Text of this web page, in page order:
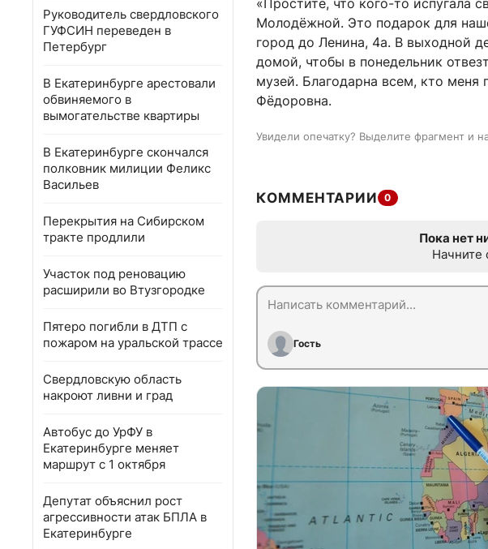
Руководитель свердловского
ГУФСИН переведен в
Петербург
В Екатеринбурге арестовали
обвиняемого в
вымогательстве квартиры
В Екатеринбурге скончался
полковник милиции Феликс
Васильев
Перекрытия на Сибирском
тракте продлили
Участок под реновацию
расширили во Втузгородке
Пятеро погибли в ДТП с
пожаром на уральской трассе
Свердловскую область
накроют ливни и град
Автобус до УрФУ в
Екатеринбурге меняет
маршрут с 1 октября
Депутат объяснил рост
агрессивности атак БПЛА в
Екатеринбурге
«Простите, что кого-то испугала
Молодёжной. Это подарок для
город до Ленина, 4а. В выходной
домой, чтобы в понедельник
музей. Благодарна всем, кто
Фёдоровна.
Увидели опечатку? Выделите фрагмент и
КОММЕНТАРИИ 0
Пока нет
Начните
Гость